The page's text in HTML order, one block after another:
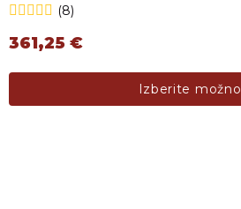
(8)
361,25 €
Izberite
Ta izdelek ima več različic.